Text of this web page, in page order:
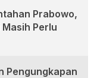
Prabowo,
Masih Perlu
Pengungkapan